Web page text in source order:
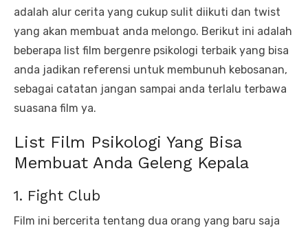
adalah alur cerita yang cukup sulit diikuti dan twist
yang akan membuat anda melongo. Berikut ini adalah
beberapa list film bergenre psikologi terbaik yang bisa
anda jadikan referensi untuk membunuh kebosanan,
sebagai catatan jangan sampai anda terlalu terbawa
suasana film ya.
List Film Psikologi Yang Bisa
Membuat Anda Geleng Kepala
1. Fight Club
Film ini bercerita tentang dua orang yang baru saja